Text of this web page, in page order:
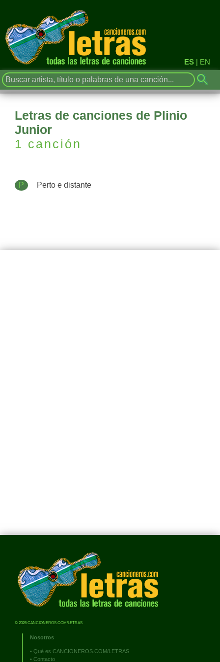
ES | EN
Letras de canciones de Plinio
Junior
1 canción
P Perto e distante
© 2026 CANCIONEROS.COM/LETRAS
Nosotros
• Qué es CANCIONEROS.COM/LETRAS
• Contacto